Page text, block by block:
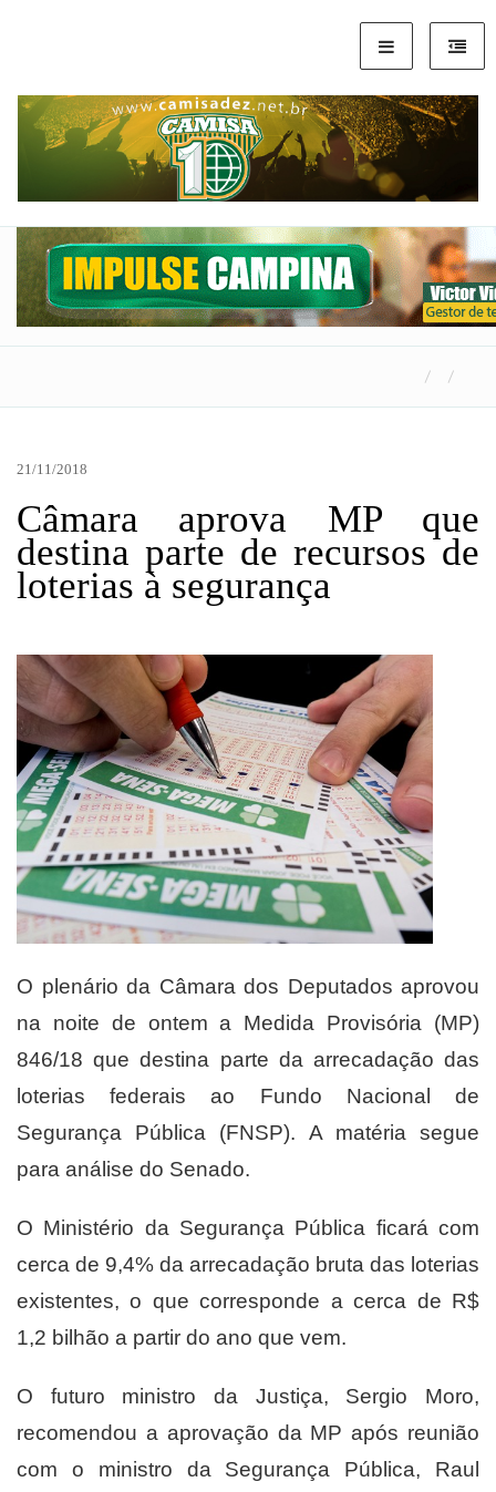
21/11/2018
Câmara aprova MP que
destina parte de recursos de
loterias à segurança
O plenário da Câmara dos Deputados aprovou
na noite de ontem a Medida Provisória (MP)
846/18 que destina parte da arrecadação das
loterias federais ao Fundo Nacional de
Segurança Pública (FNSP). A matéria segue
para análise do Senado.
O Ministério da Segurança Pública ficará com
cerca de 9,4% da arrecadação bruta das loterias
existentes, o que corresponde a cerca de R$
1,2 bilhão a partir do ano que vem.
O futuro ministro da Justiça, Sergio Moro,
recomendou a aprovação da MP após reunião
com o ministro da Segurança Pública, Raul